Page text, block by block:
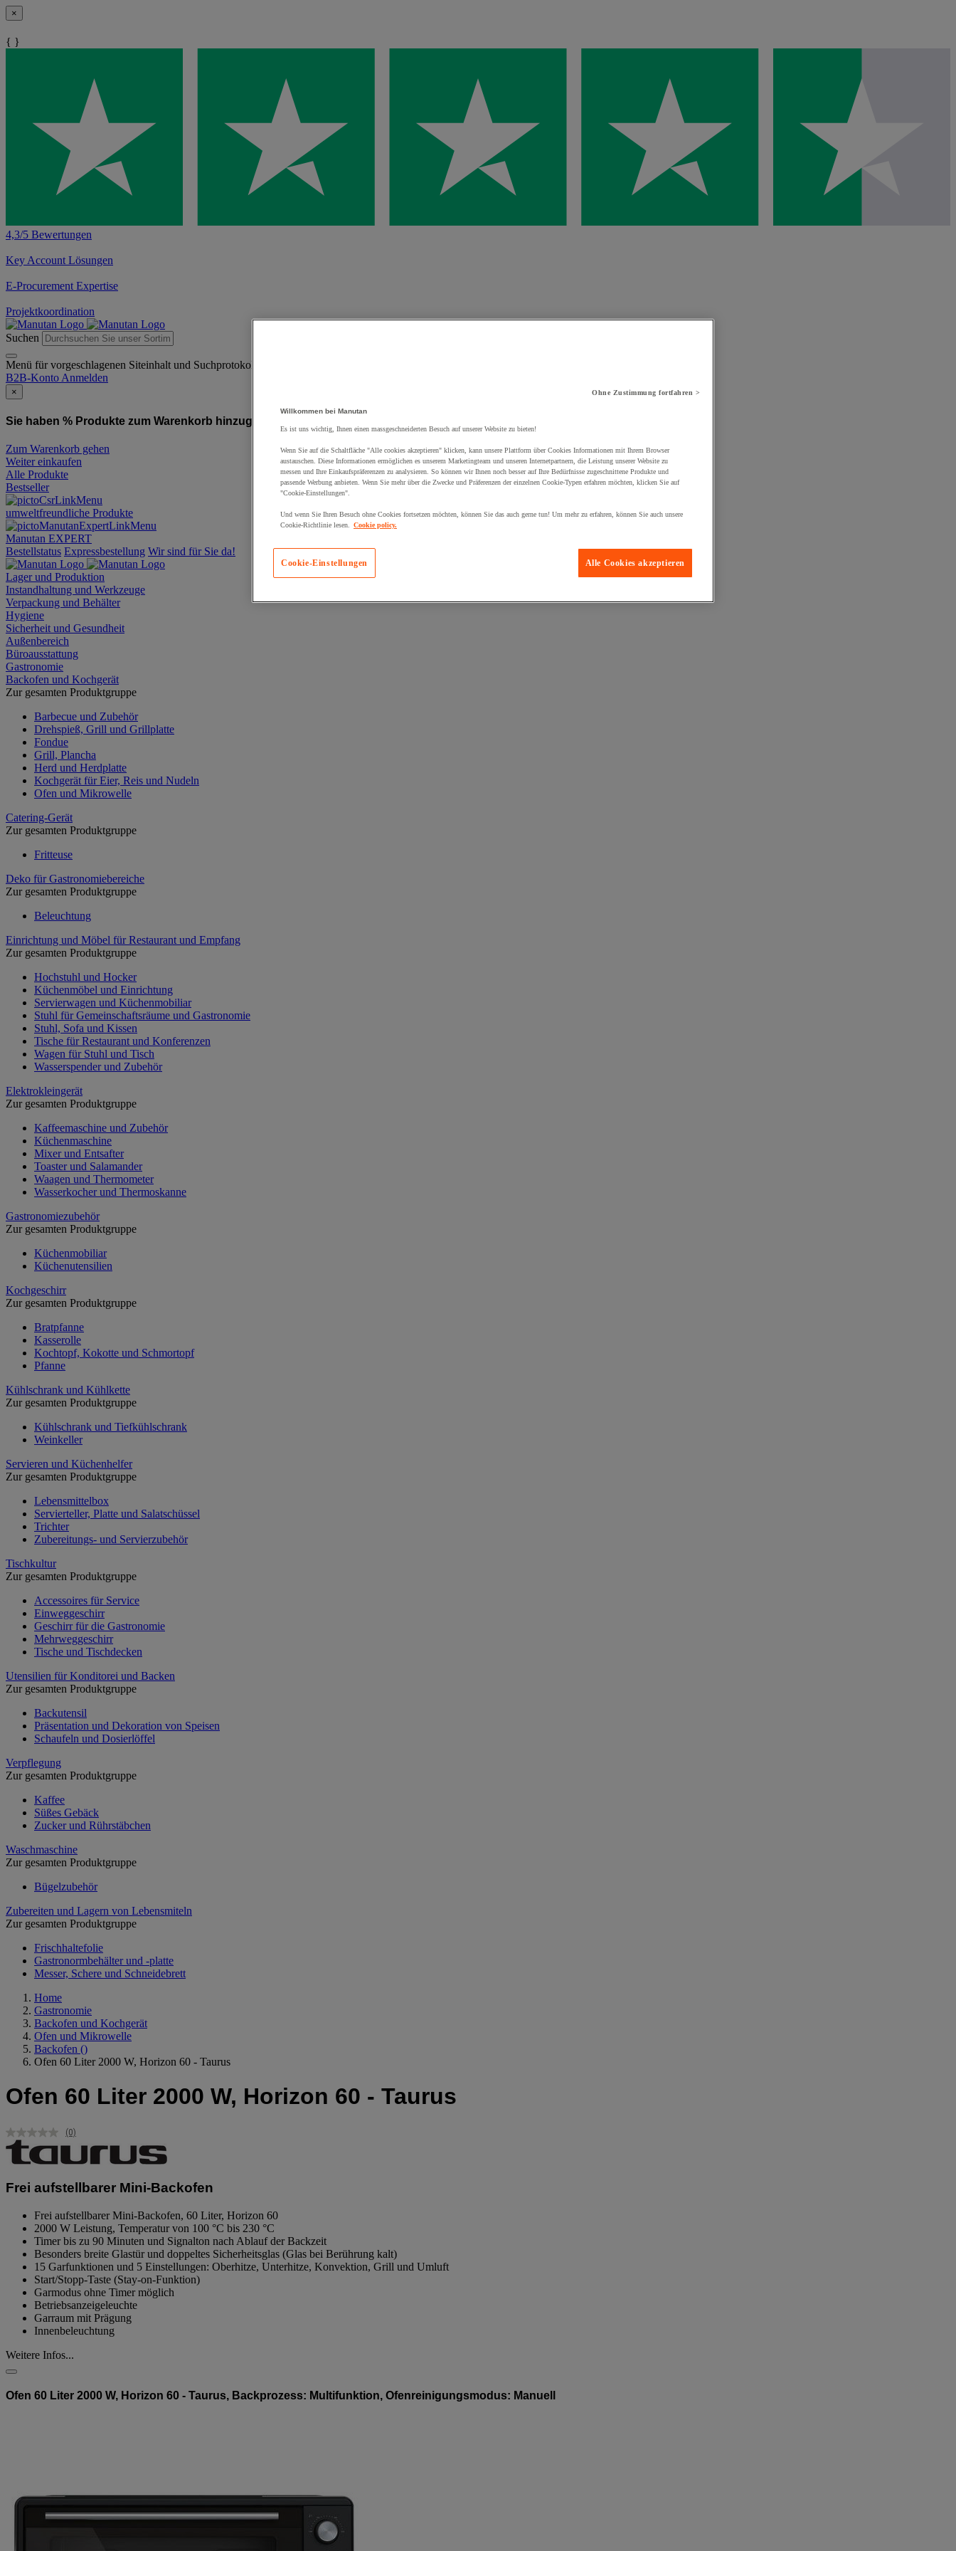
×
{ }
4,3/5 Bewertungen
Key Account Lösungen
E-Procurement Expertise
Projektkoordination
Suchen
Menü für vorgeschlagenen Siteinhalt und Suchprotokoll
B2B-Konto Anmelden
×
Sie haben % Produkte zum Warenkorb hinzugefügt:
Zum Warenkorb gehen
Weiter einkaufen
Alle Produkte
Bestseller
umweltfreundliche Produkte
Manutan EXPERT
Bestellstatus Expressbestellung Wir sind für Sie da!
Lager und Produktion
Instandhaltung und Werkzeuge
Verpackung und Behälter
Hygiene
Sicherheit und Gesundheit
Außenbereich
Büroausstattung
Gastronomie
Backofen und Kochgerät
Zur gesamten Produktgruppe
Barbecue und Zubehör
Drehspieß, Grill und Grillplatte
Fondue
Grill, Plancha
Herd und Herdplatte
Kochgerät für Eier, Reis und Nudeln
Ofen und Mikrowelle
Catering-Gerät
Zur gesamten Produktgruppe
Fritteuse
Deko für Gastronomiebereiche
Zur gesamten Produktgruppe
Beleuchtung
Einrichtung und Möbel für Restaurant und Empfang
Zur gesamten Produktgruppe
Hochstuhl und Hocker
Küchenmöbel und Einrichtung
Servierwagen und Küchenmobiliar
Stuhl für Gemeinschaftsräume und Gastronomie
Stuhl, Sofa und Kissen
Tische für Restaurant und Konferenzen
Wagen für Stuhl und Tisch
Wasserspender und Zubehör
Elektrokleingerät
Zur gesamten Produktgruppe
Kaffeemaschine und Zubehör
Küchenmaschine
Mixer und Entsafter
Toaster und Salamander
Waagen und Thermometer
Wasserkocher und Thermoskanne
Gastronomiezubehör
Zur gesamten Produktgruppe
Küchenmobiliar
Küchenutensilien
Kochgeschirr
Zur gesamten Produktgruppe
Bratpfanne
Kasserolle
Kochtopf, Kokotte und Schmortopf
Pfanne
Kühlschrank und Kühlkette
Zur gesamten Produktgruppe
Kühlschrank und Tiefkühlschrank
Weinkeller
Servieren und Küchenhelfer
Zur gesamten Produktgruppe
Lebensmittelbox
Servierteller, Platte und Salatschüssel
Trichter
Zubereitungs- und Servierzubehör
Tischkultur
Zur gesamten Produktgruppe
Accessoires für Service
Einweggeschirr
Geschirr für die Gastronomie
Mehrweggeschirr
Tische und Tischdecken
Utensilien für Konditorei und Backen
Zur gesamten Produktgruppe
Backutensil
Präsentation und Dekoration von Speisen
Schaufeln und Dosierlöffel
Verpflegung
Zur gesamten Produktgruppe
Kaffee
Süßes Gebäck
Zucker und Rührstäbchen
Waschmaschine
Zur gesamten Produktgruppe
Bügelzubehör
Zubereiten und Lagern von Lebensmiteln
Zur gesamten Produktgruppe
Frischhaltefolie
Gastronormbehälter und -platte
Messer, Schere und Schneidebrett
Home
Gastronomie
Backofen und Kochgerät
Ofen und Mikrowelle
Backofen ()
Ofen 60 Liter 2000 W, Horizon 60 - Taurus
Ofen 60 Liter 2000 W, Horizon 60 - Taurus
Kein
Beurteilungswert.
Link
derselben
Seite.
(0)
Frei aufstellbarer Mini-Backofen
Frei aufstellbarer Mini-Backofen, 60 Liter, Horizon 60
2000 W Leistung, Temperatur von 100 °C bis 230 °C
Timer bis zu 90 Minuten und Signalton nach Ablauf der Backzeit
Besonders breite Glastür und doppeltes Sicherheitsglas (Glas bei Berührung kalt)
15 Garfunktionen und 5 Einstellungen: Oberhitze, Unterhitze, Konvektion, Grill und Umluft
Start/Stopp-Taste (Stay-on-Funktion)
Garmodus ohne Timer möglich
Betriebsanzeigeleuchte
Garraum mit Prägung
Innenbeleuchtung
Weitere Infos...
Ofen 60 Liter 2000 W, Horizon 60 - Taurus, Backprozess: Multifunktion, Ofenreinigungsmodus: Manuell
Ohne Zustimmung fortfahren >
Willkommen bei Manutan
Es ist uns wichtig, Ihnen einen massgeschneiderten Besuch auf unserer Website zu bieten!
Wenn Sie auf die Schaltfläche "Alle cookies akzeptieren" klicken, kann unsere Plattform über Cookies Informationen mit Ihrem Browser
austauschen. Diese Informationen ermöglichen es unserem Marketingteam und unseren Internetpartnern, die Leistung unserer Website zu
messen und Ihre Einkaufspräferenzen zu analysieren. So können wir Ihnen noch besser auf Ihre Bedürfnisse zugeschnittene Produkte und
passende Werbung anbieten. Wenn Sie mehr über die Zwecke und Präferenzen der einzelnen Cookie-Typen erfahren möchten, klicken Sie auf
"Cookie-Einstellungen".
Und wenn Sie Ihren Besuch ohne Cookies fortsetzen möchten, können Sie das auch gerne tun! Um mehr zu erfahren, können Sie auch unsere
Cookie-Richtlinie lesen.
Cookie policy.
Alle Cookies akzeptieren
Cookie-Einstellungen